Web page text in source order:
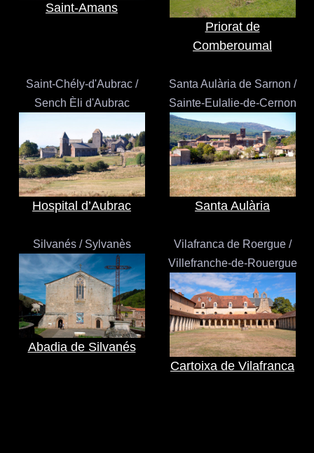
Saint-Amans
Priorat de
Comberoumal
Saint-Chély-d'Aubrac /
Sench Èli d'Aubrac
Hospital d’Aubrac
Santa Aulària de Sarnon /
Sainte-Eulalie-de-Cernon
Santa Aulària
Silvanés / Sylvanès
Abadia de Silvanés
Vilafranca de Roergue /
Villefranche-de-Rouergue
Cartoixa de Vilafranca